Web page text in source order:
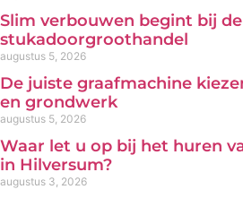
Slim verbouwen begint bij
stukadoorgroothandel
augustus 5, 2026
De juiste graafmachine
en grondwerk
augustus 5, 2026
Waar let u op bij het huren
in Hilversum?
augustus 3, 2026